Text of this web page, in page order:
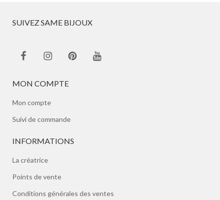
SUIVEZ SAME BIJOUX
MON COMPTE
Mon compte
Suivi de commande
INFORMATIONS
La créatrice
Points de vente
Conditions générales des ventes